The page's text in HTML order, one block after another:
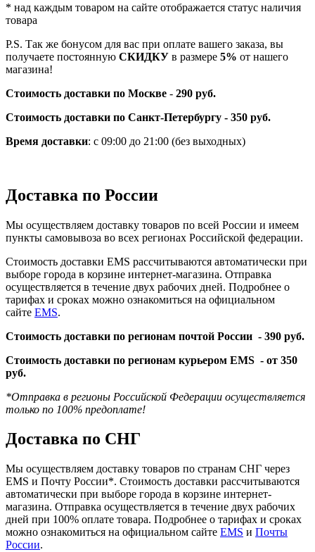
* над каждым товаром на сайте отображается статус наличия
товара
P.S. Так же бонусом для вас при оплате вашего заказа, вы
получаете постоянную СКИДКУ в размере 5% от нашего
магазина!
Стоимость доставки по Москве - 290 руб.
Стоимость доставки по Санкт-Петербургу - 350 руб.
Время доставки: с 09:00 до 21:00 (без выходных)
Доставка по России
Мы осуществляем доставку товаров по всей России и имеем
пункты самовывоза во всех регионах Российской федерации.
Стоимость доставки EMS рассчитываются автоматически при
выборе города в корзине интернет-магазина. Отправка
осуществляется в течение двух рабочих дней. Подробнее о
тарифах и сроках можно ознакомиться на официальном
сайте EMS.
Стоимость доставки по регионам почтой России - 390 руб.
Стоимость доставки по регионам курьером EMS - от 350
руб.
*Отправка в регионы Российской Федерации осуществляется
только по 100% предоплате!
Доставка по СНГ
Мы осуществляем доставку товаров по странам СНГ через
EMS и Почту России*. Стоимость доставки рассчитываются
автоматически при выборе города в корзине интернет-
магазина. Отправка осуществляется в течение двух рабочих
дней при 100% оплате товара. Подробнее о тарифах и сроках
можно ознакомиться на официальном сайте EMS и Почты
России.